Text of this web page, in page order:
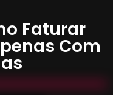
Faturar
Com